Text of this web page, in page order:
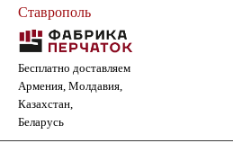
Ставрополь
Бесплатно доставляем
Армения, Молдавия,
Казахстан,
Беларусь
Cпилковые
Перчатки сварочные спилковые